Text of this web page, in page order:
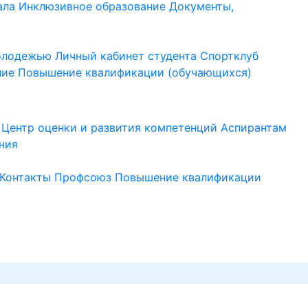
Инклюзивное образование Документы,
Личный кабинет студента Спортклуб
Повышение квалификации (обучающихся)
Центр оценки и развития компетенций Аспирантам
Контакты Профсоюз Повышение квалификации